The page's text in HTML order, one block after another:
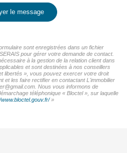
le message
sont enregistrées dans un fichier
pour gérer votre demande de contact.
à la gestion de la relation client dans
et sont destinées à nos conseillers
libertés », vous pouvez exercer votre droit
et les faire rectifier en contactant L'immobilier
Nous vous informons de
téléphonique « Bloctel », sur laquelle
»